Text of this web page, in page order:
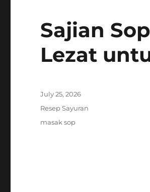
Sajian
Lezat
Posted
July 25, 2026
Categories
Resep Sayuran
Tags
masak sop